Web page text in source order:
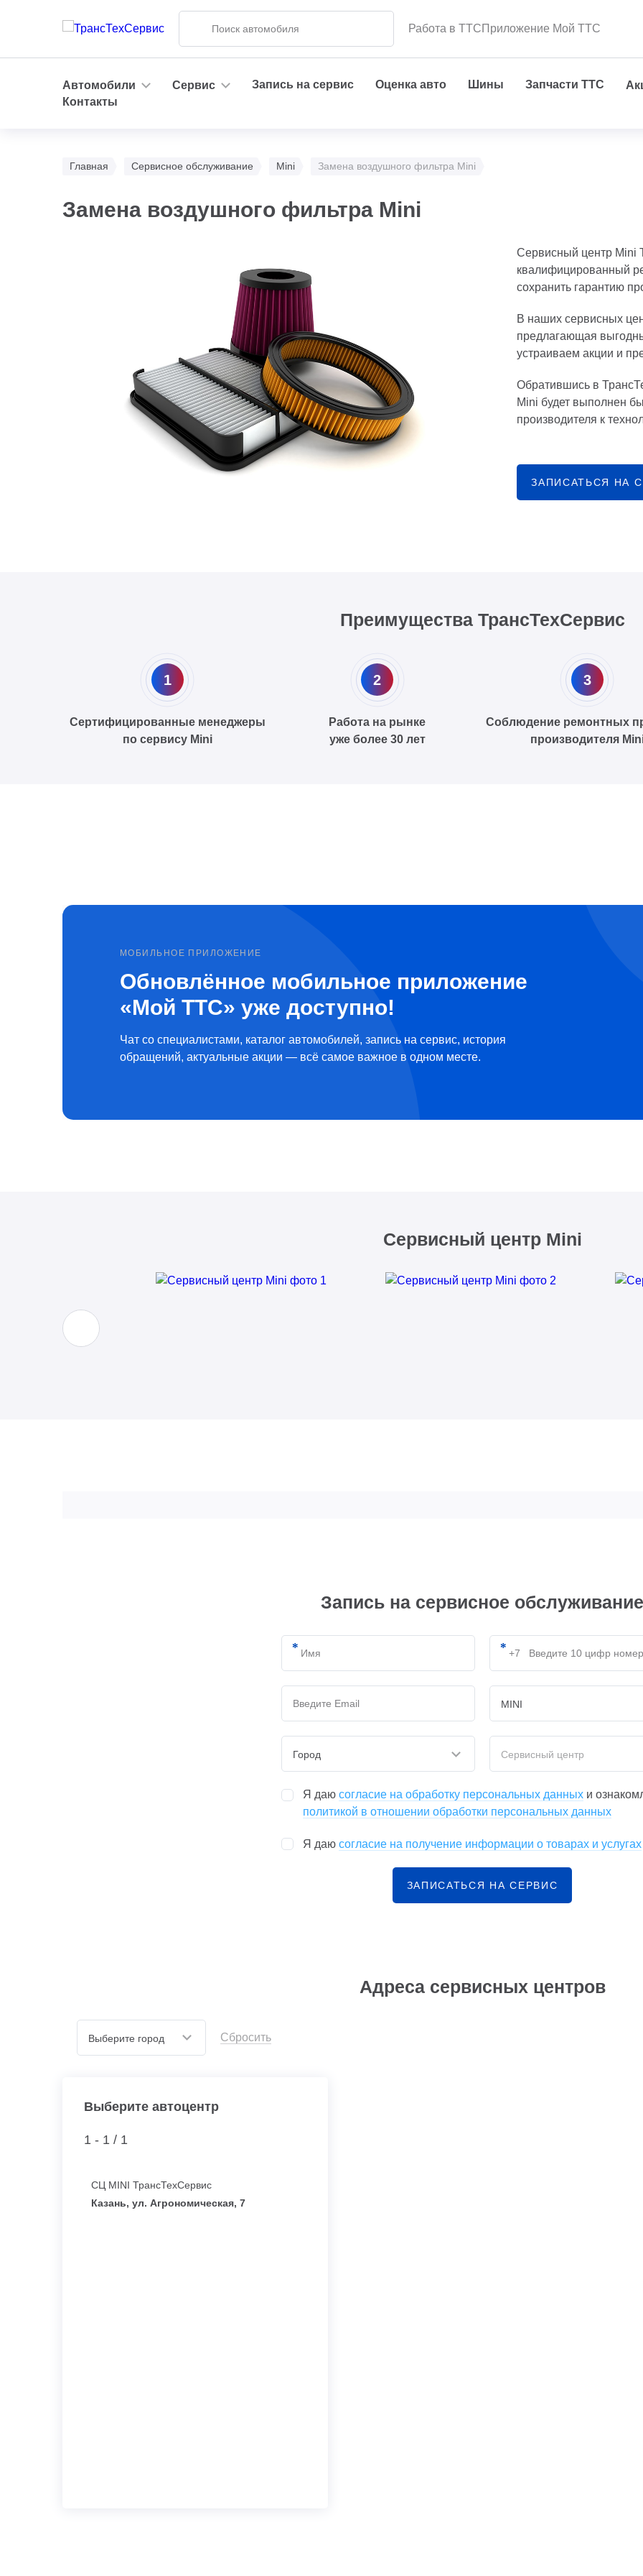
Работа в ТТСПриложение Мой ТТС
Автомобили Сервис Запись на сервис Оценка авто Шины Запчасти ТТС
Контакты
Главная Сервисное обслуживание Mini Замена воздушного фильтра Mini
Замена воздушного фильтра Mini
Сервисный центр Mini
квалифицированный
сохранить гарантию
В наших сервисных
предлагающая
устраиваем акции и
Обратившись в
Mini будет выполнен
производителя к
ЗАПИСАТЬСЯ НА
Преимущества ТрансТехСервис
1
Сертифицированные менеджеры
по сервису Mini
2
Работа на рынке
уже более 30 лет
3
Соблюдение ремонтных
производителя
МОБИЛЬНОЕ ПРИЛОЖЕНИЕ
Обновлённое мобильное приложение
«Мой ТТС» уже доступно!
Чат со специалистами, каталог автомобилей, запись на сервис, история
обращений, актуальные акции — всё самое важное в одном месте.
Сервисный центр Mini
Запись на сервисное обслуживание
MINI
Город Сервисный центр
Я даю согласие на обработку персональных данных и
политикой в отношении обработки персональных данных
Я даю согласие на получение информации о товарах и услугах
ЗАПИСАТЬСЯ НА СЕРВИС
Адреса сервисных центров
Выберите город Сбросить
Выберите автоцентр
1 - 1 / 1
СЦ MINI ТрансТехСервис
Казань, ул. Агрономическая, 7